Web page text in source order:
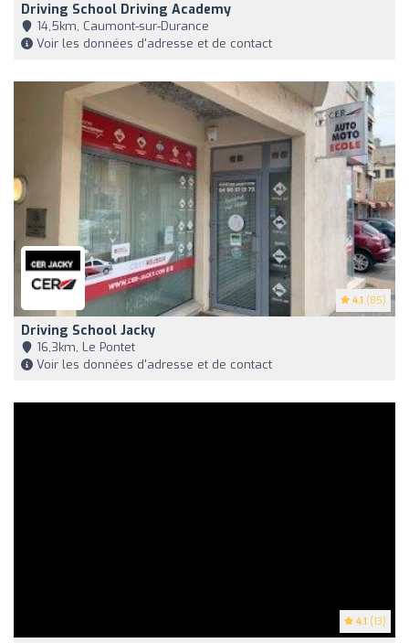
Driving School Driving Academy
14,5km, Caumont-sur-Durance
Voir les données d'adresse et de contact
4.1 (85)
Driving School Jacky
16,3km, Le Pontet
Voir les données d'adresse et de contact
4.1 (13)